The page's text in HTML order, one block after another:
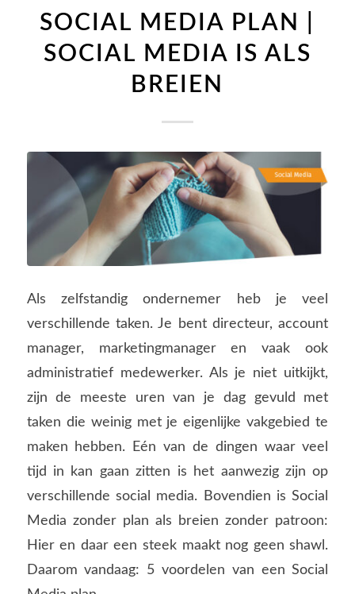
SOCIAL MEDIA PLAN |
SOCIAL MEDIA IS ALS
BREIEN
Als zelfstandig ondernemer heb je veel
verschillende taken. Je bent directeur, account
manager, marketingmanager en vaak ook
administratief medewerker. Als je niet uitkijkt,
zijn de meeste uren van je dag gevuld met
taken die weinig met je eigenlijke vakgebied te
maken hebben. Eén van de dingen waar veel
tijd in kan gaan zitten is het aanwezig zijn op
verschillende social media. Bovendien is Social
Media zonder plan als breien zonder patroon:
Hier en daar een steek maakt nog geen shawl.
Daarom vandaag: 5 voordelen van een Social